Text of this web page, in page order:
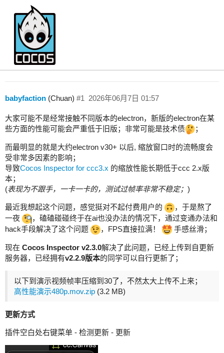
插件/扩展也能满帧运行？
Store
babyfaction (Chuan) 2026年06月7日 01:57
#1
大家可能不是经常接触不同版本的electron，新版的electron在某
些方面的性能可能会严重低于旧版；非常可能是技术债
；
而最明显的就是大约electron v30+ 以后, 缩放窗口时的流畅度会
受非常多因素的影响；
导致Cocos Inspector for ccc3.x 的缩放性能长期低于ccc 2.x版
本；
(表现为不跟手，一卡一卡的，测试过帧率非常不稳定； )
最近我想起这个问题，感觉挺对不起付费用户的
，于是熬了
一夜
，磕磕碰碰终于在ai也没办法的情况下，通过变通办法和
hack手段解决了这个问题
，FPS直接拉满！ 手感丝滑；
现在 Cocos Inspector v2.3.0解决了此问题，已经上传到自更新
服务器，已经拥有v2.2.9版本的同学可以自行更新了；
以下到演示视频帧率压缩到30了，不然太大上传不上来；
高性能演示480p.mov.zip (3.2 MB)
更新方式
插件空白处右键菜单 - 检测更新 - 更新